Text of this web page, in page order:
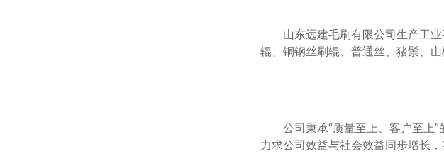
山东远建毛刷有限公司生产工业
辊、铜钢丝刷辊、普通丝、猪鬃、
公司秉承“质量至上、客户至上”
力求公司效益与社会效益同步增长，